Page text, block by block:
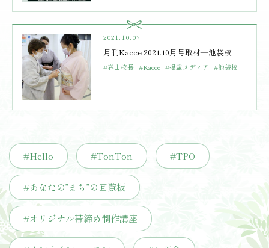
2021.10.07
月刊Kacce 2021.10月号取材—池袋校
#春山校長 #Kacce #掲載メディア #池袋校
#Hello #TonTon #TPO
#あなたの”まち”の回覧板
#オリジナル帯締め制作講座